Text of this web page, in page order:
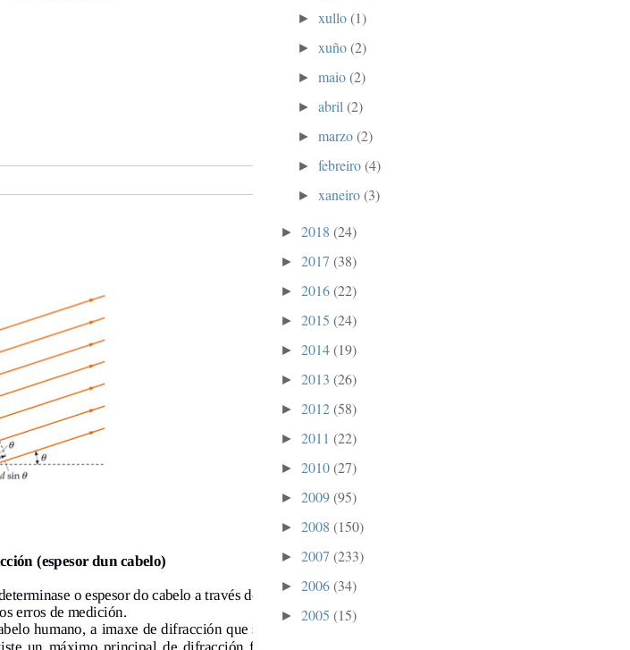
►xullo(1)
►xuño(2)
►maio(2)
►abril(2)
►marzo(2)
►febreiro(4)
►xaneiro(3)
► 2018 (24)
► 2017 (38)
► 2016(22)
► 2015 (24)
► 2014(19)
► 2013 (26)
► 2012(58)
► 2011 (22)
► 2010(27)
► 2009(95)
► 2008 (150)
► 2007 (233)
► 2006(34)
► 2005 (15)